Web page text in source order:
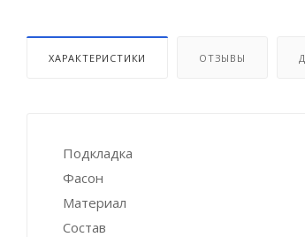
ХАРАКТЕРИСТИКИ ОТЗЫВЫ
Подкладка
Фасон
Материал
Состав